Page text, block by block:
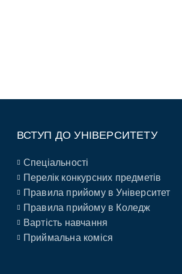
ВСТУП ДО УНІВЕРСИТЕТУ
Спеціальності
Перелік конкурсних предметів
Правила прийому в Університет
Правила прийому в Коледж
Вартість навчання
Приймальна коміся